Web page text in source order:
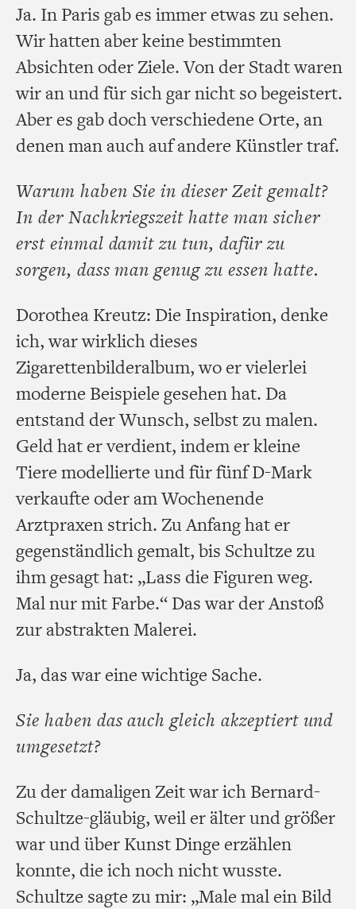
Ja. In Paris gab es immer etwas zu sehen.
Wir hatten aber keine bestimmten
Absichten oder Ziele. Von der Stadt waren
wir an und für sich gar nicht so begeistert.
Aber es gab doch verschiedene Orte, an
denen man auch auf andere Künstler traf.
Warum haben Sie in dieser Zeit gemalt?
In der Nachkriegszeit hatte man sicher
erst einmal damit zu tun, dafür zu
sorgen, dass man genug zu essen hatte.
Dorothea Kreutz: Die Inspiration, denke
ich, war wirklich dieses
Zigarettenbilderalbum, wo er vielerlei
moderne Beispiele gesehen hat. Da
entstand der Wunsch, selbst zu malen.
Geld hat er verdient, indem er kleine
Tiere modellierte und für fünf D-Mark
verkaufte oder am Wochenende
Arztpraxen strich. Zu Anfang hat er
gegenständlich gemalt, bis Schultze zu
ihm gesagt hat: „Lass die Figuren weg.
Mal nur mit Farbe.“ Das war der Anstoß
zur abstrakten Malerei.
Ja, das war eine wichtige Sache.
Sie haben das auch gleich akzeptiert und
umgesetzt?
Zu der damaligen Zeit war ich Bernard-
Schultze-gläubig, weil er älter und größer
war und über Kunst Dinge erzählen
konnte, die ich noch nicht wusste.
Schultze sagte zu mir: „Male mal ein Bild